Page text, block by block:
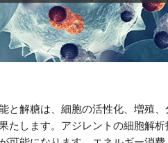
と解糖は、細胞の活性化、増殖
たします。アジレントの細胞解